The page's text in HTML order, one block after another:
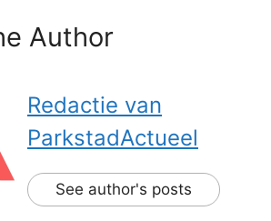
Author
Redactie van
ParkstadActueel
See author's posts